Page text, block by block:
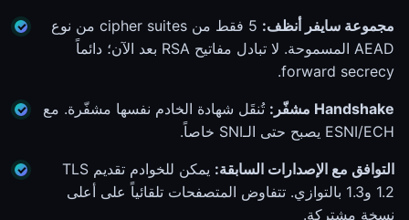
مجموعة سايفر أنظف:
5 فقط من cipher suites من نوع
AEAD المسموحة. لا تبادل مفاتيح RSA بعد الآن؛ دائماً
forward secrecy.
Handshake مشفّر:
تُنقَل شهادة الخادم نفسها مشفّرة. مع
ESNI/ECH يصبح حتى الـSNI خاصاً.
التوافق مع الإصدارات السابقة:
يمكن للخوادم تقديم TLS
1.2 و1.3 بالتوازي. تتفاوض المتصفحات تلقائياً على أعلى
نسخة مشتركة.